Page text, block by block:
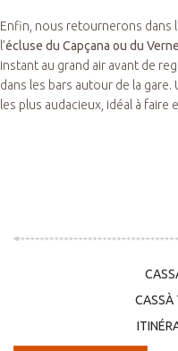
Enfin, nous retournerons dans
l’écluse du Capçana ou du
instant au grand air avant de
dans les bars autour de la
les plus audacieux, idéal à faire
CASSÀ